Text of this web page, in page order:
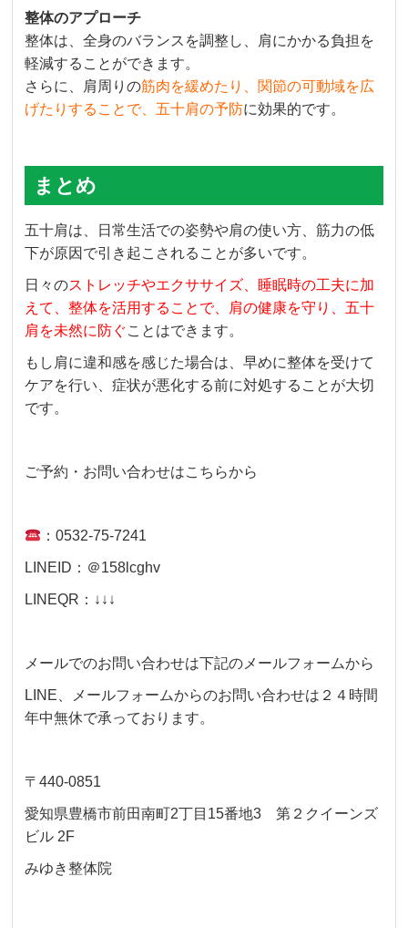
整体のアプローチ
整体は、全身のバランスを調整し、肩にかかる負担を
軽減することができます。
さらに、肩周りの筋肉を緩めたり、関節の可動域を広
げたりすることで、五十肩の予防に効果的です。
まとめ
五十肩は、日常生活での姿勢や肩の使い方、筋力の低
下が原因で引き起こされることが多いです。
日々のストレッチやエクササイズ、睡眠時の工夫に加
えて、整体を活用することで、肩の健康を守り、五十
肩を未然に防ぐことはできます。
もし肩に違和感を感じた場合は、早めに整体を受けて
ケアを行い、症状が悪化する前に対処することが大切
です。
ご予約・お問い合わせはこちらから
：0532-75-7241
LINEID：＠158lcghv
LINEQR：↓↓↓
メールでのお問い合わせは下記のメールフォームから
LINE、メールフォームからのお問い合わせは２４時間
年中無休で承っております。
〒440-0851
愛知県豊橋市前田南町2丁目15番地3 第２クイーンズ
ビル 2F
みゆき整体院